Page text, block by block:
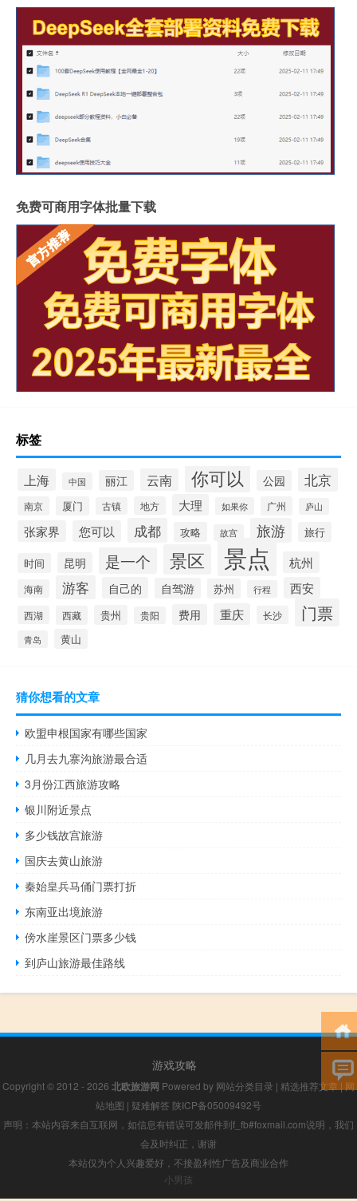
免费可商用字体批量下载
标签
上海 中国 丽江 云南 你可以 公园 北京
南京 厦门 古镇 地方 大理 如果你 广州 庐山
张家界 您可以 成都 攻略 故宫 旅游 旅行
时间 昆明 是一个 景区 景点 杭州
海南 游客 自己的 自驾游 苏州 行程 西安
西湖 西藏 贵州 贵阳 费用 重庆 长沙 门票
青岛 黄山
猜你想看的文章
欧盟申根国家有哪些国家
几月去九寨沟旅游最合适
3月份江西旅游攻略
银川附近景点
多少钱故宫旅游
国庆去黄山旅游
秦始皇兵马俑门票打折
东南亚出境旅游
傍水崖景区门票多少钱
到庐山旅游最佳路线
游戏攻略
Copyright © 2012 - 2026 北欧旅游网 Powered by 网站分类目录 | 精选推荐文章| 网
站地图 | 疑难解答 陕ICP备05009492号
声明：本站内容来自互联网，如信息有错误可发邮件到f_fb#foxmail.com说明，我们
会及时纠正，谢谢
本站仅为个人兴趣爱好，不接盈利性广告及商业合作
小男孩